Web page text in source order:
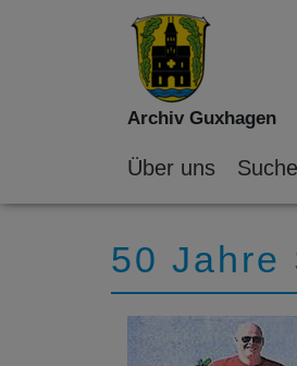
Archiv Guxhagen
Über uns Suche
50 Jahre